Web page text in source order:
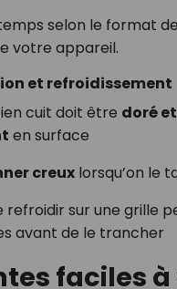
selon le format
votre appareil.
et refroidissement
cuit doit être doré
en surface
creuxlorsqu’on le
refroidir sur une grille
avant de le trancher
faciles